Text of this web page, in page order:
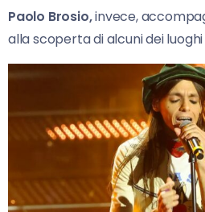
Paolo Brosio,invece,
alla scoperta di alcuni dei